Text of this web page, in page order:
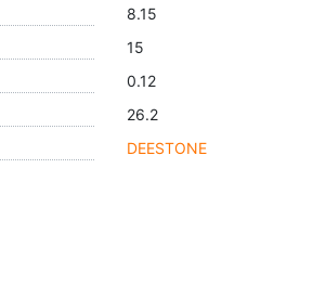
8.15
15
0.12
26.2
DEESTONE